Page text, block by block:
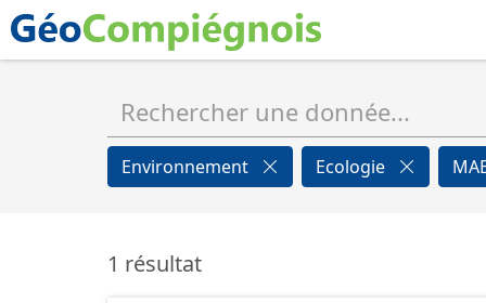
Environnement Ecologie
1 résultat